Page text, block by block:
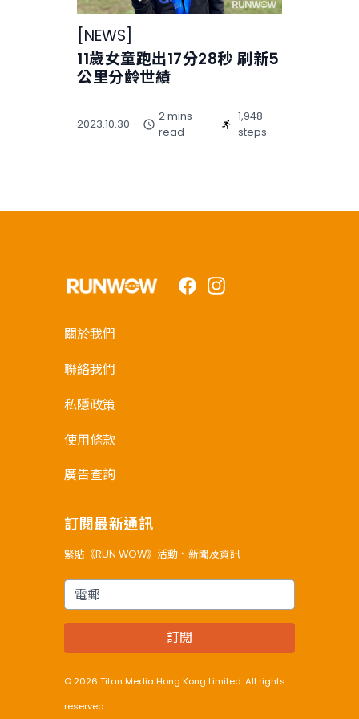
NEWS
11歲女童跑出17分28秒 刷新5
公里分齡世績
2023.10.30
2 mins
read
1,948
steps
FacebookInstagram
關於我們
聯絡我們
私隱政策
使用條款
廣告查詢
訂閱最新通訊
緊貼《RUN WOW》活動、新聞及資訊
電郵
訂閱
© 2026 Titan Media Hong Kong Limited. All rights
reserved.